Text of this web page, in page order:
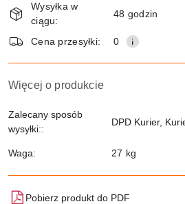
i
dostawa
Wysyłka w
ciągu:
48 godzin
Cena przesyłki: 0
Więcej o produkcie
Zalecany sposób
wysyłki::
DPD Kurier,
Waga: 27 kg
Pobierz produkt do PDF